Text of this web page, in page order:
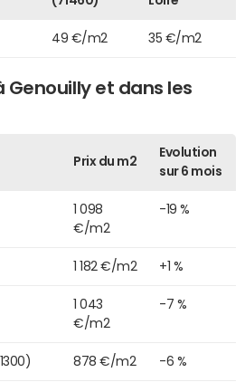
49 €/m2 35 €/m2
Genouilly et dans les
Prix du m2
Evolution
sur 6 mois
1 098
€/m2
-19 %
1 182 €/m2 +1 %
1 043
€/m2
-7 %
878 €/m2 -6 %